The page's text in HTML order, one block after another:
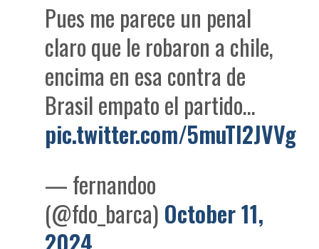
Pues me parece un penal
claro que le robaron a chile,
encima en esa contra de
Brasil empato el partido…
pic.twitter.com/5muTI2JVVg
— fernandoo
(@fdo_barca) October 11,